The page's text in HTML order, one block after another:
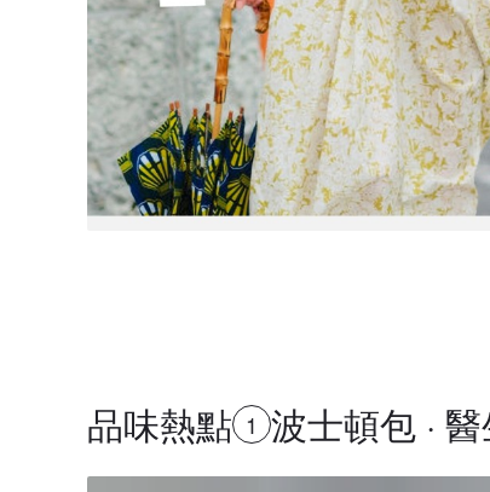
品味熱點 1 波士頓包 ·